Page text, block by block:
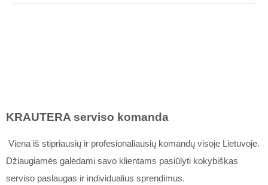
KRAUTERA serviso komanda
Viena iš stipriausių ir profesionaliausių komandų visoje Lietuvoje.
Džiaugiamės galėdami savo klientams pasiūlyti kokybiškas
serviso paslaugas ir individualius sprendimus.